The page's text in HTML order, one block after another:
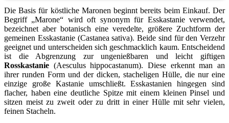
Die Basis für köstliche Maronen beginnt bereits beim Einkauf. Der
Begriff „Marone“ wird oft synonym für Esskastanie verwendet,
bezeichnet aber botanisch eine veredelte, größere Zuchtform der
gemeinen Esskastanie (Castanea sativa). Beide sind für den Verzehr
geeignet und unterscheiden sich geschmacklich kaum. Entscheidend
ist die Abgrenzung zur ungenießbaren und leicht giftigen
Rosskastanie (Aesculus hippocastanum). Diese erkennt man an
ihrer runden Form und der dicken, stacheligen Hülle, die nur eine
einzige große Kastanie umschließt. Esskastanien hingegen sind
flacher, haben eine deutliche Spitze mit einem kleinen Pinsel und
sitzen meist zu zweit oder zu dritt in einer Hülle mit sehr vielen,
feinen Stacheln.